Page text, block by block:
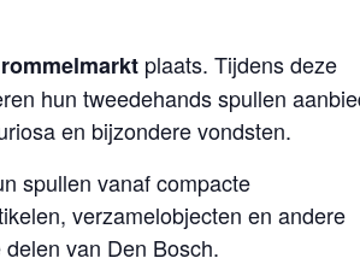
rommelmarkt plaats. Tijdens deze
hun tweedehands spullen
en bijzondere vondsten.
spullen vanaf compacte
verzamelobjecten en andere
van Den Bosch.